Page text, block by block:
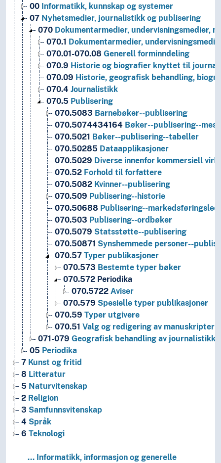
00 Informatikk, kunnskap og systemer
07 Nyhetsmedier, journalistikk og publisering
070 Dokumentarmedier, undervisningsmedier,
070.1 Dokumentarmedier,
070.01-070.08 Generell forminndeling
070.9 Historie og biografier knyttet til
070.09 Historie, geografisk behandling,
070.4 Journalistikk
070.5 Publisering
070.5083 Barnebøker--publisering
070.5074434164 Bøker--publisering--
070.5021 Bøker--publisering--tabeller
070.50285 Dataapplikasjoner
070.5029 Diverse innenfor kommersiell
070.52 Forhold til forfattere
070.5082 Kvinner--publisering
070.509 Publisering--historie
070.50688 Publisering--
070.503 Publisering--ordbøker
070.5079 Statsstøtte--publisering
070.50871 Synshemmede personer--
070.57 Typer publikasjoner
070.573 Bestemte typer bøker
070.572 Periodika
070.5722 Aviser
070.579 Spesielle typer publikasjoner
070.59 Typer utgivere
070.51 Valg og redigering av manuskripter
071-079 Geografisk behandling av journalistikk
05 Periodika
7 Kunst og fritid
8 Litteratur
5 Naturvitenskap
2 Religion
3 Samfunnsvitenskap
4 Språk
6 Teknologi
... Informatikk, informasjon og generelle